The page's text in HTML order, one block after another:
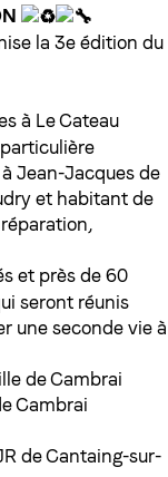
la 3e édition du
à Le Cateau
Jean-Jacques de
et habitant de
et près de 60
seront réunis
une seconde vie à
de Cambrai
Cambrai
de Cantaing-sur-